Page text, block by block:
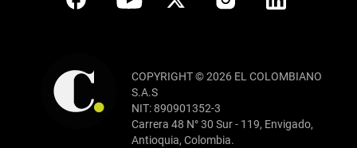
COPYRIGHT © 2026 EL COLOMBIANO
S.A.S
NIT: 890901352-3
Carrera 48 N° 30 Sur - 119, Envigado,
Antioquia, Colombia.